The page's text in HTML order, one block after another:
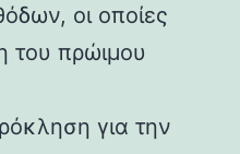
οι οποίες
του πρώιμου
για την